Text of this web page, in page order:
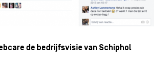
de bedrijfsvisie van Schiphol